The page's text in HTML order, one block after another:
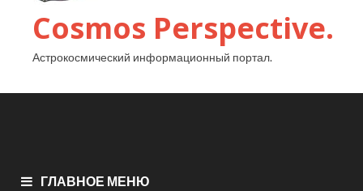
Cosmos Perspective.
Астрокосмический информационный портал.
ГЛАВНОЕ МЕНЮ